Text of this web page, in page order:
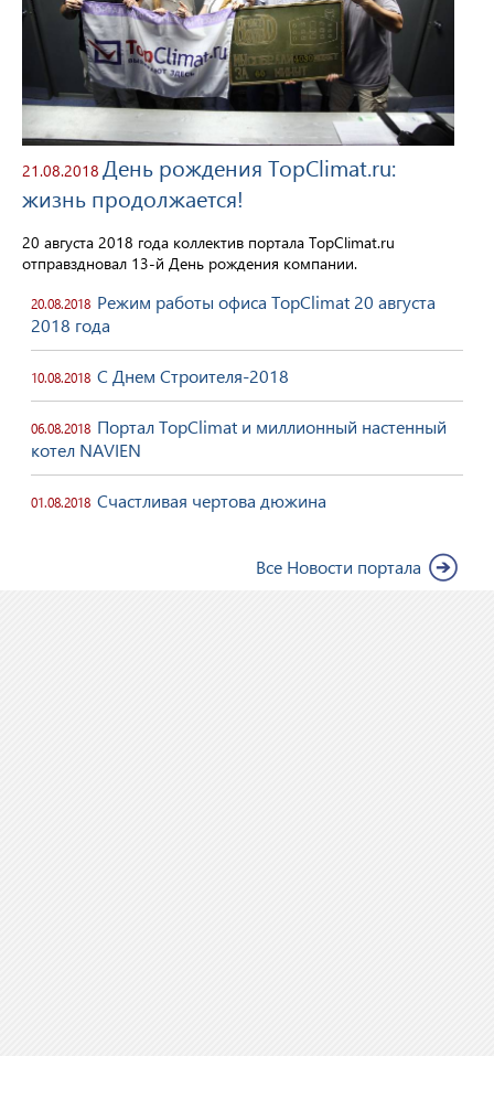
21.08.2018 День рождения TopClimat.ru:
жизнь продолжается!
20 августа 2018 года коллектив портала TopClimat.ru
отправздновал 13-й День рождения компании.
20.08.2018 Режим работы офиса TopClimat 20 августа
2018 года
10.08.2018 С Днем Строителя-2018
06.08.2018 Портал TopClimat и миллионный настенный
котел NAVIEN
01.08.2018 Счастливая чертова дюжина
Все Новости портала